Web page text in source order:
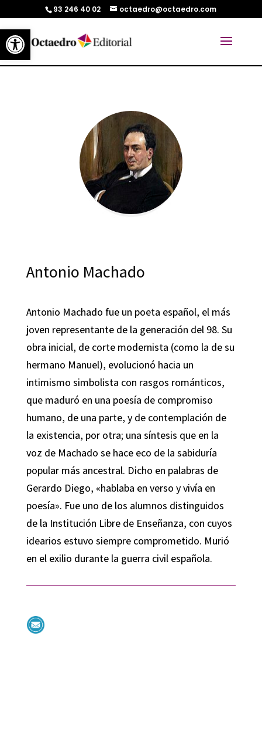
Abrir barra de herramientas
93 246 40 02 octaedro@octaedro.com
Antonio Machado
Antonio Machado fue un poeta español, el más
joven representante de la generación del 98. Su
obra inicial, de corte modernista (como la de su
hermano Manuel), evolucionó hacia un
intimismo simbolista con rasgos románticos,
que maduró en una poesía de compromiso
humano, de una parte, y de contemplación de
la existencia, por otra; una síntesis que en la
voz de Machado se hace eco de la sabiduría
popular más ancestral. Dicho en palabras de
Gerardo Diego, «hablaba en verso y vivía en
poesía». Fue uno de los alumnos distinguidos
de la Institución Libre de Enseñanza, con cuyos
idearios estuvo siempre comprometido. Murió
en el exilio durante la guerra civil española.